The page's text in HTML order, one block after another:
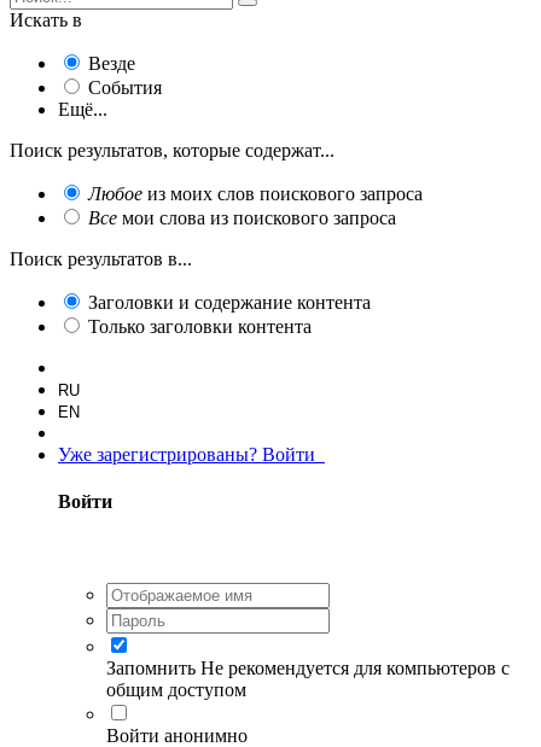
Искать в
Везде
События
Ещё...
Поиск результатов, которые содержат...
Любое из моих слов поискового запроса
Все мои слова из поискового запроса
Поиск результатов в...
Заголовки и содержание контента
Только заголовки контента
RU
EN
Уже зарегистрированы? Войти
Войти
Запомнить Не рекомендуется для компьютеров с
общим доступом
Войти анонимно